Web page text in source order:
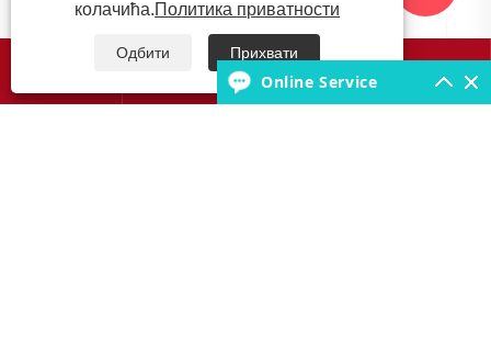

колачића.Политика приватности
Одбити Прихвати
Online Service